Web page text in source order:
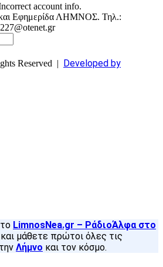
account info.
Εφημερίδα ΛΗΜΝΟΣ. Τηλ.:
Reserved | Developed by
LimnosNea.gr – ΡάδιοΆλφα στο
και μάθετε πρώτοι όλες τις
Λήμνο και τον κόσμο.